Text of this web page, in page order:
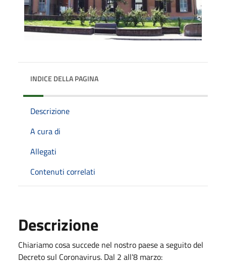
INDICE DELLA PAGINA
Descrizione
A cura di
Allegati
Contenuti correlati
Descrizione
Chiariamo cosa succede nel nostro paese a seguito del
Decreto sul Coronavirus. Dal 2 all’8 marzo: